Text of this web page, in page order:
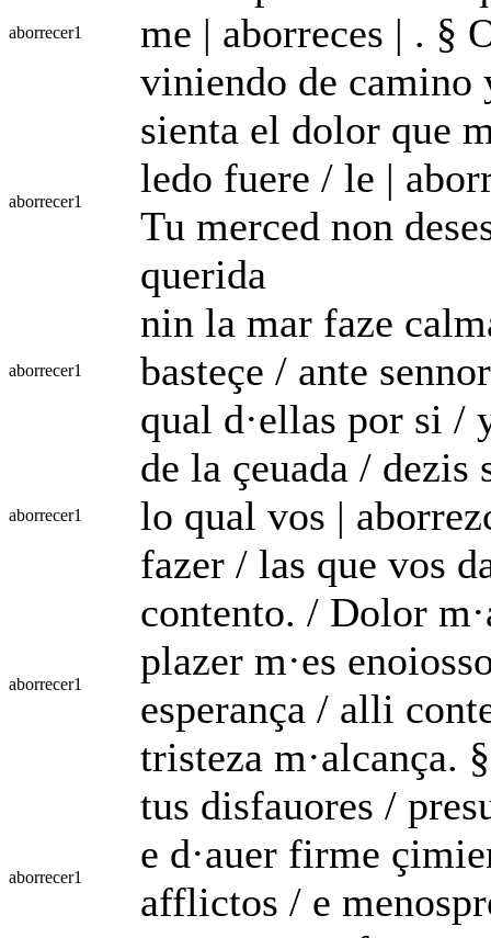
aborrecer1
me | aborreces | . §
viniendo de
aborrecer1
sienta el dolor que
ledo fuere / le |
Tu merced non
querida
aborrecer1
nin la mar faze
basteçe / ante
qual d·ellas por si /
aborrecer1
de la çeuada / dezis
lo qual vos |
fazer / las que vos
aborrecer1
contento. / Dolor
plazer m·es
esperança / alli
tristeza m·alcança.
aborrecer1
tus disfauores /
e d·auer firme
afflictos / e